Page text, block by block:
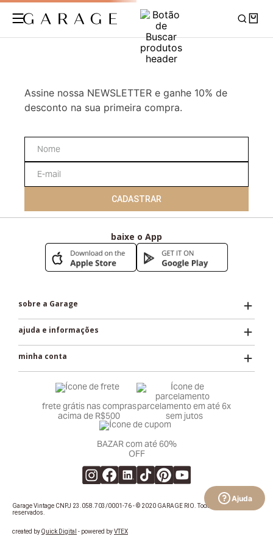
Ajuda
Assine nossa NEWSLETTER e ganhe 10% de
CADASTRAR
baixe o App
sobre a Garage
ajuda e informações
minha conta
frete grátis nas compras
acima de R$500
parcelamento em até 6x
sem jutos
BAZAR com até 60%
OFF
Garage Vintage CNPJ 23.058.703/0001-76 - © 2020 GARAGE RIO. Todos os direitos
reservados.
created byQuick Digital - powered byVTEX